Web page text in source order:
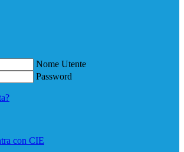
Nome Utente
Password
con CIE